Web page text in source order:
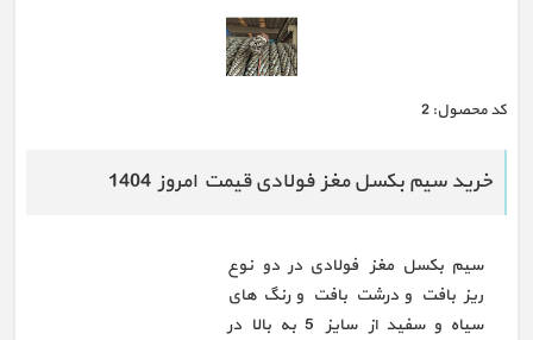
كد محصول: 2
خرید سیم بکسل مغز فولادی قیمت امروز 1404
سیم بکسل مغز فولادی در دو نوع
ریز بافت و درشت بافت و رنگ های
سیاه و سفید از سایز 5 به بالا در